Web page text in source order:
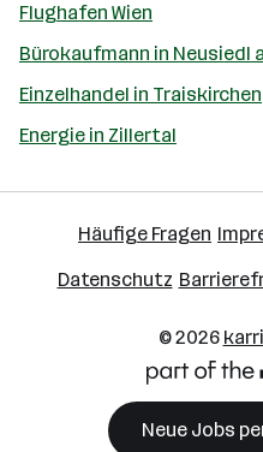
Flughafen Wien
Bürokaufmann in Neusiedl
Einzelhandel in Traiskirchen
Energie in Zillertal
Häufige Fragen
Datenschutz
© 2026
Neue Jobs